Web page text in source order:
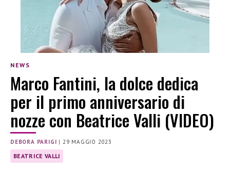
NEWS
Marco Fantini, la dolce dedica
per il primo anniversario di
nozze con Beatrice Valli (VIDEO)
DEBORA PARIGI | 29 MAGGIO 2023
BEATRICE VALLI